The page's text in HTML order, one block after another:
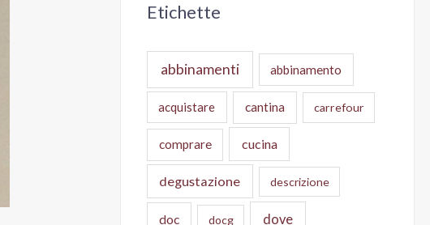
Etichette
abbinamenti abbinamento
acquistare cantina carrefour
comprare cucina
degustazione descrizione
doc docg dove